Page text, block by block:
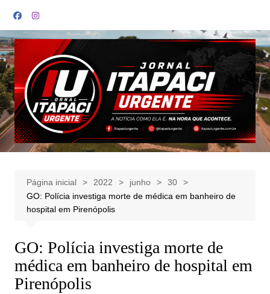
para
o
conteúdo
Página inicial 2022 junho
30
GO: Polícia investiga morte de médica em banheiro de
hospital em Pirenópolis
GO: Polícia investiga morte de
médica em banheiro de hospital em
Pirenópolis